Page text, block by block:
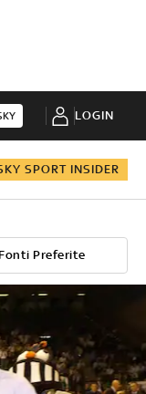
LOGIN
SPORT INSIDER
Fonti Preferite